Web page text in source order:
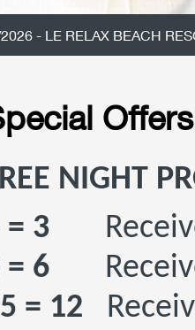
- LE RELAX BEACH
Offers
NIGHT
= 3
= 6
= 12